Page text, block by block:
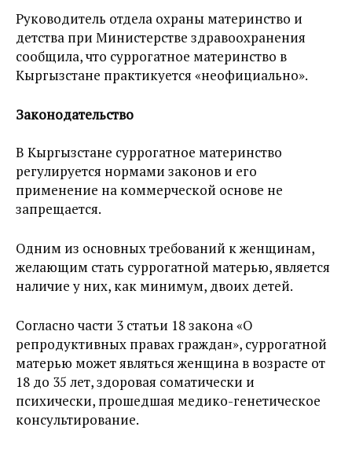
Руководитель отдела охраны материнство и
детства при Министерстве здравоохранения
сообщила, что суррогатное материнство в
Кыргызстане практикуется «неофициально».
Законодательство
В Кыргызстане суррогатное материнство
регулируется нормами законов и его
применение на коммерческой основе не
запрещается.
Одним из основных требований к женщинам,
желающим стать суррогатной матерью, является
наличие у них, как минимум, двоих детей.
Согласно части 3 статьи 18 закона «О
репродуктивных правах граждан», суррогатной
матерью может являться женщина в возрасте от
18 до 35 лет, здоровая соматически и
психически, прошедшая медико-генетическое
консультирование.